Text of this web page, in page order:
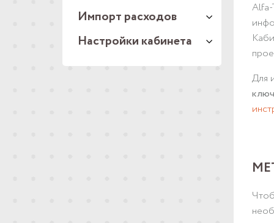
Импорт расходов
Настройки кабинета
Alfa-
Для
ключ